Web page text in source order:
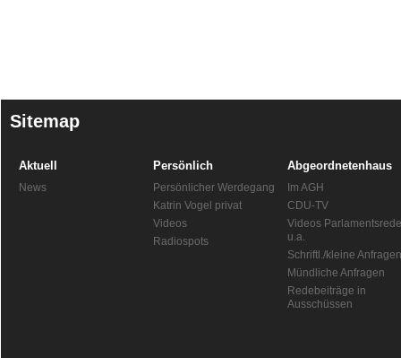
Sitemap
Aktuell
News
Persönlich
Persönlicher Werdegang
Katrin Vogel privat
Videos
Radiospots
Abgeordnetenhaus
Im AGH
CDU-TV
Videos
u.a.
Schriftl./kleine Anfragen
Mündliche Anfragen
Redebeiträge in
Ausschüssen